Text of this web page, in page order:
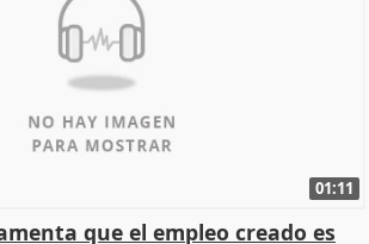
01:11
que el empleo creado es